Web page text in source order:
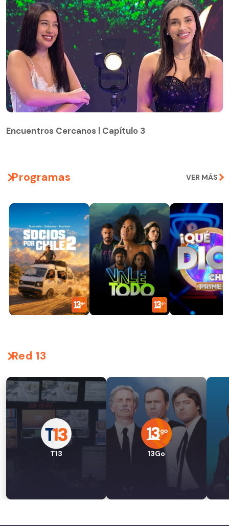
Encuentros Cercanos | Capítulo 3
Programas VER MÁS
Red 13
T13 13Go